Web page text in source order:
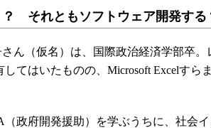
それともソフトウェア開発する
ん（仮名）は、国際政治経済学部卒。
してはいたものの、Microsoft Excelすら
政府開発援助）を学ぶうちに、社会